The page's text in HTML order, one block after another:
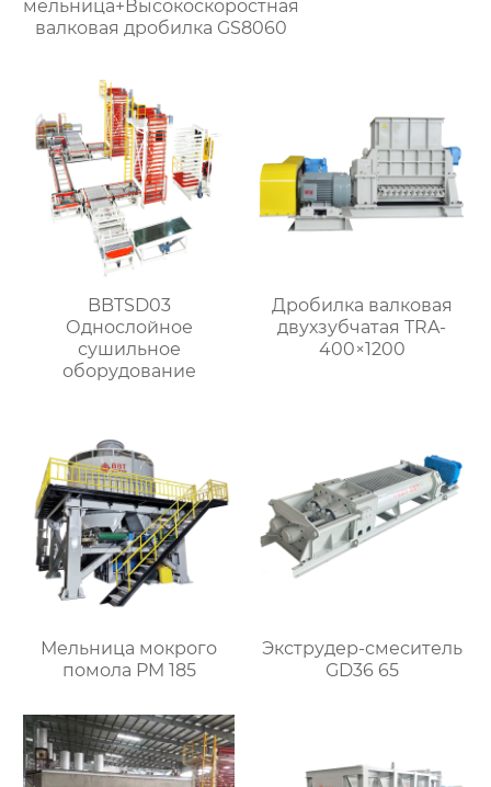
мельница+Высокоскоростная
валковая дробилка GS8060
BBTSD03
Однослойное
сушильное
оборудование
Дробилка валковая
двухзубчатая TRA-
400×1200
Мельница мокрого
помола PM 185
Экструдер-смеситель
GD36 65